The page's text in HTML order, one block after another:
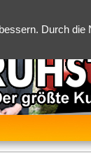
Durch